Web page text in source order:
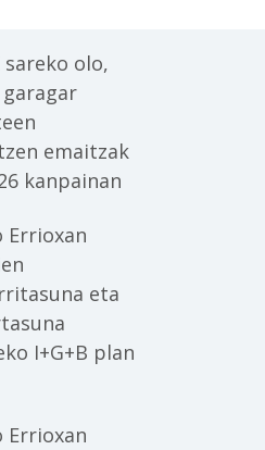
sareko olo,
emaitzak
kanpainan
Errioxan
eta
I+G+B plan
Errioxan